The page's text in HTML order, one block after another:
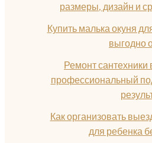
размеры, дизайн и
Купить малька окуня
выгодно
Ремонт сантехники
профессиональный
Как организовать
для ребенка